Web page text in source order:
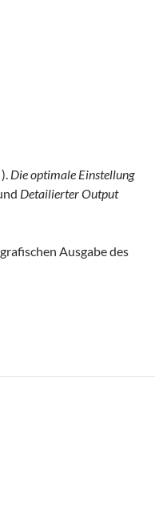
Die optimale Einstellung
Detailierter Output
Ausgabe des